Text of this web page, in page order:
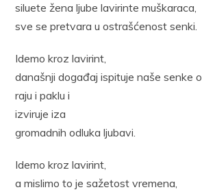
siluete žena ljube lavirinte muškaraca,
sve se pretvara u ostrašćenost senki.
Idemo kroz lavirint,
današnji događaj ispituje naše senke o
raju i paklu i
izviruje iza
gromadnih odluka ljubavi.
Idemo kroz lavirint,
a mislimo to je sažetost vremena,